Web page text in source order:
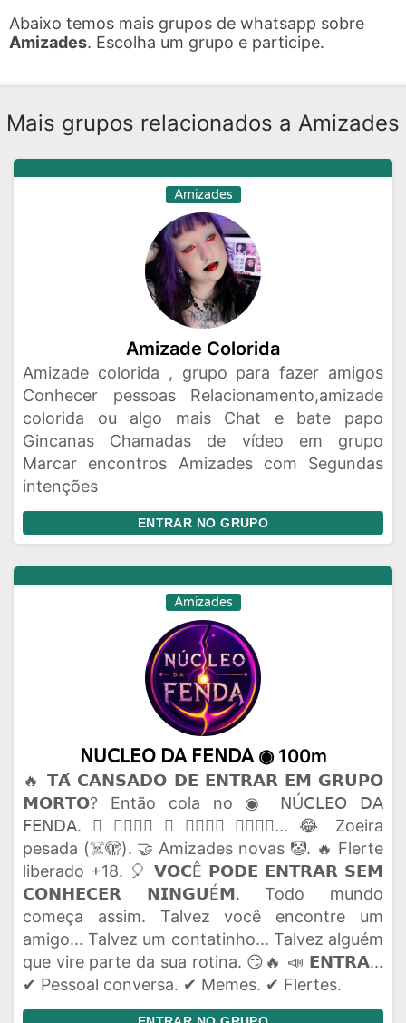
Abaixo temos mais grupos de whatsapp sobre
Amizades. Escolha um grupo e participe.
Mais grupos relacionados a Amizades
Amizades
Amizade Colorida
Amizade colorida , grupo para fazer amigos
Conhecer pessoas Relacionamento,amizade
colorida ou algo mais Chat e bate papo
Gincanas Chamadas de vídeo em grupo
Marcar encontros Amizades com Segundas
intenções
ENTRAR NO GRUPO
Amizades
𝖭𝖴𝖢𝖫𝖤𝖮 𝖣𝖠 𝖥𝖤𝖭𝖣𝖠 ◉ 100m
🔥 𝗧𝗔́ 𝗖𝗔𝗡𝗦𝗔𝗗𝗢 𝗗𝗘 𝗘𝗡𝗧𝗥𝗔𝗥 𝗘𝗠 𝗚𝗥𝗨𝗣𝗢
𝗠𝗢𝗥𝗧𝗢? Então cola no ◉ 𝖭Ú𝖢𝖫𝖤𝖮 𝖣𝖠
𝖥𝖤𝖭𝖣𝖠. 🫟 𝗔𝗤𝗨𝗜 𝗢 𝗣𝗔𝗣𝗢 𝗙𝗟𝗨𝗜... 😂 Zoeira
pesada (☠️🫣). 🤝 Amizades novas 🤡. 🔥 Flerte
liberado +18. 🎈 𝗩𝗢𝗖Ê 𝗣𝗢𝗗𝗘 𝗘𝗡𝗧𝗥𝗔𝗥 𝗦𝗘𝗠
𝗖𝗢𝗡𝗛𝗘𝗖𝗘𝗥 𝗡𝗜𝗡𝗚𝗨É𝗠. Todo mundo
começa assim. Talvez você encontre um
amigo... Talvez um contatinho... Talvez alguém
que vire parte da sua rotina. 😏🔥 📣 𝗘𝗡𝗧𝗥𝗔...
✔ Pessoal conversa. ✔ Memes. ✔ Flertes.